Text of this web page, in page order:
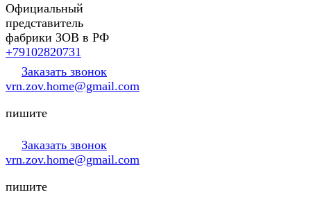
Официальный
представитель
фабрики ЗОВ в РФ
+79102820731
Заказать звонок
vrn.zov.home@gmail.com
пишите
Заказать звонок
vrn.zov.home@gmail.com
пишите